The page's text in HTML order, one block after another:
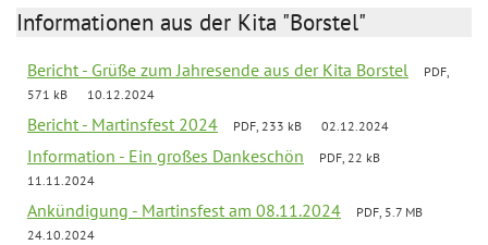
Informationen aus der Kita "Borstel"
Bericht - Grüße zum Jahresende aus der Kita Borstel
PDF,
571 kB
10.12.2024
Bericht - Martinsfest 2024 PDF, 233 kB 02.12.2024
Information - Ein großes Dankeschön
PDF, 22 kB
11.11.2024
Ankündigung - Martinsfest am 08.11.2024
PDF, 5.7 MB
24.10.2024